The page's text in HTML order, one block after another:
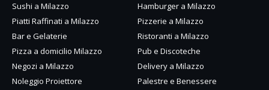
Sushi a Milazzo
Hamburger a Milazzo
Piatti Raffinati a Milazzo
Pizzerie a Milazzo
Bar e Gelaterie
Ristoranti a Milazzo
Pizza a domicilio Milazzo
Pub e Discoteche
Negozi a Milazzo
Delivery a Milazzo
Noleggio Proiettore
Palestre e Benessere